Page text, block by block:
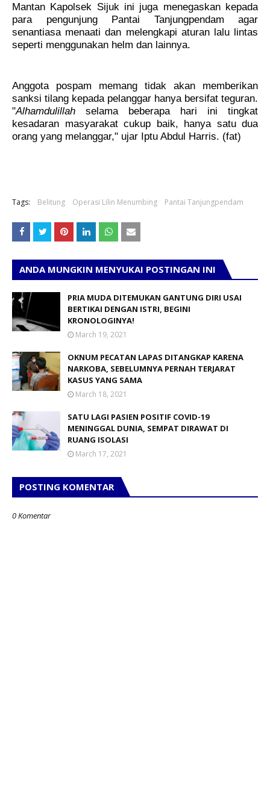
Mantan Kapolsek Sijuk ini juga menegaskan kepada
para pengunjung Pantai Tanjungpendam agar
senantiasa menaati dan melengkapi aturan lalu lintas
seperti menggunakan helm dan lainnya.
Anggota pospam memang tidak akan memberikan
sanksi tilang kepada pelanggar hanya bersifat teguran.
"Alhamdulillah selama beberapa hari ini tingkat
kesadaran masyarakat cukup baik, hanya satu dua
orang yang melanggar," ujar Iptu Abdul Harris. (fat)
Tags: Belitung Operasi Lilin Menumbing Pantai Tanjungpendam
ANDA MUNGKIN MENYUKAI POSTINGAN INI
PRIA MUDA DITEMUKAN GANTUNG DIRI USAI
BERTIKAI DENGAN ISTRI, BEGINI
KRONOLOGINYA!
March 19, 2021
OKNUM PECATAN LAPAS DITANGKAP KARENA
NARKOBA, SEBELUMNYA PERNAH TERJARAT
KASUS YANG SAMA
March 18, 2021
SATU LAGI PASIEN POSITIF COVID-19
MENINGGAL DUNIA, SEMPAT DIRAWAT DI
RUANG ISOLASI
March 17, 2021
POSTING KOMENTAR
0 Komentar